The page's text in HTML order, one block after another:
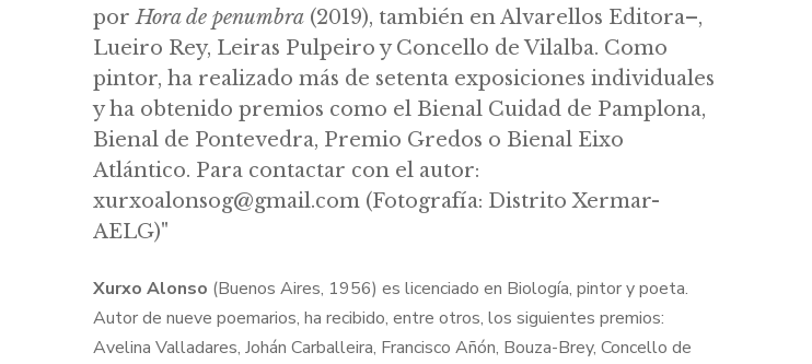
porHora de penumbra (2019), también en Alvarellos Editora–,
Lueiro Rey, Leiras Pulpeiro y Concello de Vilalba. Como
pintor, ha realizado más de setenta exposiciones individuales
y ha obtenido premios como el Bienal Cuidad de Pamplona,
Bienal de Pontevedra, Premio Gredos o Bienal Eixo
Atlántico. Para contactar con el autor:
xurxoalonsog@gmail.com (Fotografía: Distrito Xermar-
AELG)"
Xurxo Alonso (Buenos Aires, 1956) es licenciado en Biología, pintor y poeta.
Autor de nueve poemarios, ha recibido, entre otros, los siguientes premios:
Avelina Valladares, Johán Carballeira, Francisco Añón, Bouza-Brey, Concello de